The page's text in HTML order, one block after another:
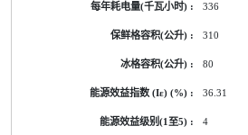
336
310
80
36.31
4